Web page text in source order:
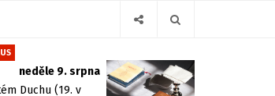
neděle 9. srpna
Duchu (19. v